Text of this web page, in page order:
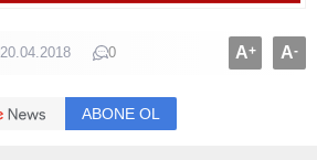
20.04.2018 0 A+ A-
ABONE OL